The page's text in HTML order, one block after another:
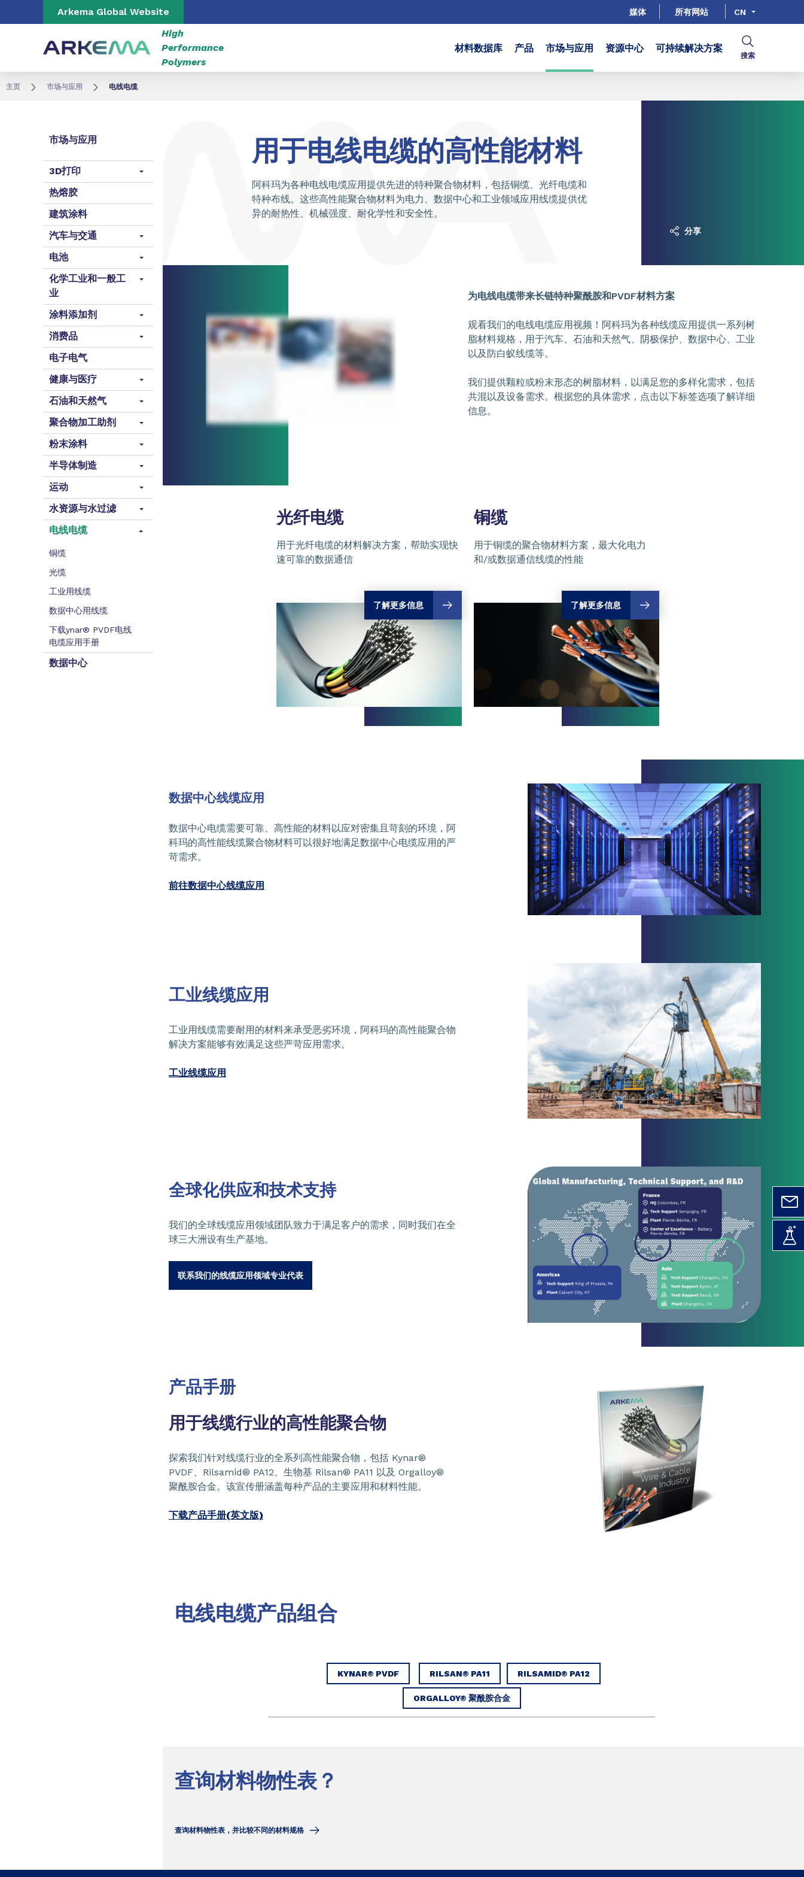
Go to content Go to navigation
Arkema Global Website 媒体 所有网站 CN
High
Performance
Polymers
材料数据库 产品 市场与应用 资源中心 可持续解决方案
搜索
主页 市场与应用 电线电缆
市场与应用
3D打印
热熔胶
建筑涂料
汽车与交通
电池
化学工业和一般工
业
涂料添加剂
消费品
电子电气
健康与医疗
石油和天然气
聚合物加工助剂
粉末涂料
半导体制造
运动
水资源与水过滤
电线电缆
铜缆
光缆
工业用线缆
数据中心用线缆
下载ynar® PVDF电线
电缆应用手册
数据中心
用于电线电缆的高性能材料
阿科玛为各种电线电缆应用提供先进的特种聚合物材料，包括铜缆、光纤电缆和
特种布线。这些高性能聚合物材料为电力、数据中心和工业领域应用线缆提供优
异的耐热性、机械强度、耐化学性和安全性。
分享
为电线电缆带来长链特种聚酰胺和PVDF材料方案
观看我们的电线电缆应用视频！阿科玛为各种线缆应用提供一系列树
脂材料规格，用于汽车、石油和天然气、阴极保护、数据中心、工业
以及防白蚁线缆等。
我们提供颗粒或粉末形态的树脂材料，以满足您的多样化需求，包括
共混以及设备需求。根据您的具体需求，点击以下标签选项了解详细
信息。
光纤电缆
用于光纤电缆的材料解决方案，帮助实现快
速可靠的数据通信
了解更多信息
铜缆
用于铜缆的聚合物材料方案，最大化电力
和/或数据通信线缆的性能
了解更多信息
数据中心线缆应用
数据中心电缆需要可靠、高性能的材料以应对密集且苛刻的环境，阿
科玛的高性能线缆聚合物材料可以很好地满足数据中心电缆应用的严
苛需求。
前往数据中心线缆应用
工业线缆应用
工业用线缆需要耐用的材料来承受恶劣环境，阿科玛的高性能聚合物
解决方案能够有效满足这些严苛应用需求。
工业线缆应用
全球化供应和技术支持
我们的全球线缆应用领域团队致力于满足客户的需求，同时我们在全
球三大洲设有生产基地。
联系我们的线缆应用领域专业代表
产品手册
用于线缆行业的高性能聚合物
探索我们针对线缆行业的全系列高性能聚合物，包括 Kynar®
PVDF、Rilsamid® PA12、生物基 Rilsan® PA11 以及 Orgalloy®
聚酰胺合金。该宣传册涵盖每种产品的主要应用和材料性能。
下载产品手册(英文版)
电线电缆产品组合
KYNAR® PVDF RILSAN® PA11 RILSAMID® PA12
ORGALLOY® 聚酰胺合金
查询材料物性表？
查询材料物性表，并比较不同的材料规格